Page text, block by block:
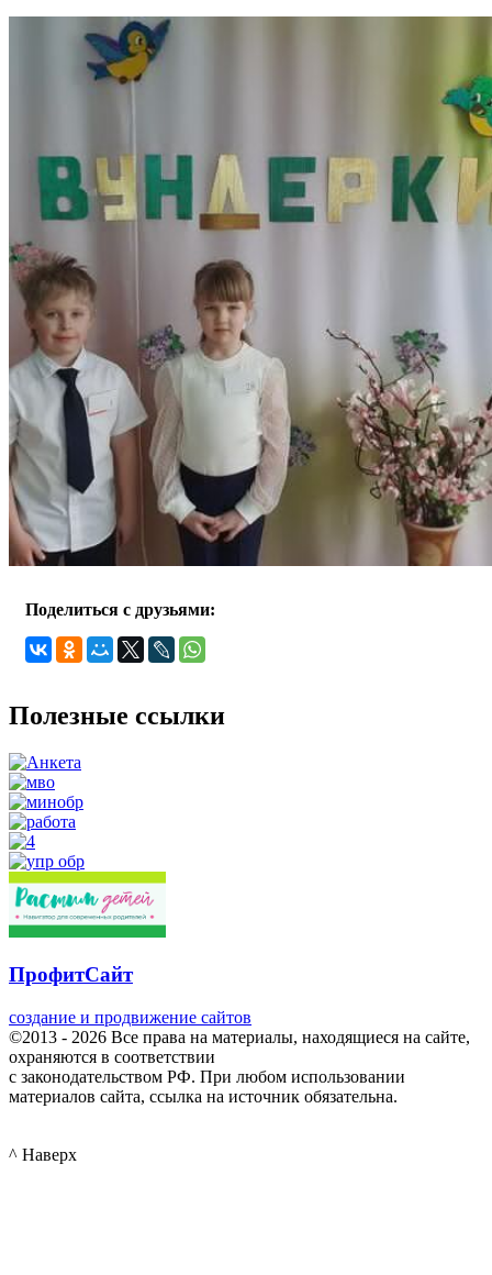
Поделиться с друзьями:
Полезные ссылки
ПрофитСайт
создание и продвижение сайтов
©2013 - 2026 Все права на материалы, находящиеся на сайте,
охраняются в соответствии
с законодательством РФ. При любом использовании
материалов сайта, ссылка на источник обязательна.
^ Наверх